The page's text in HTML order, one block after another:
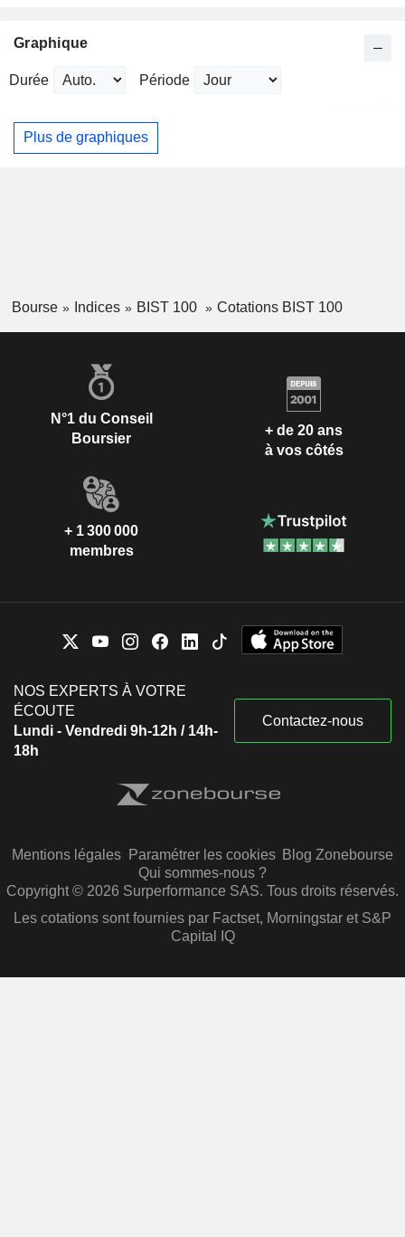
Graphique
Durée Période
Plus de graphiques
Bourse Indices BIST 100 Cotations BIST 100
N°1 du Conseil
Boursier
+ de 20 ans
à vos côtés
+ 1 300 000
membres
NOS EXPERTS À VOTRE
ÉCOUTE
Lundi - Vendredi 9h-12h / 14h-
18h
Contactez-nous
Mentions légales Paramétrer les cookies Blog Zonebourse
Qui sommes-nous ?
Copyright © 2026 Surperformance SAS. Tous droits réservés.
Les cotations sont fournies par Factset, Morningstar et S&P
Capital IQ